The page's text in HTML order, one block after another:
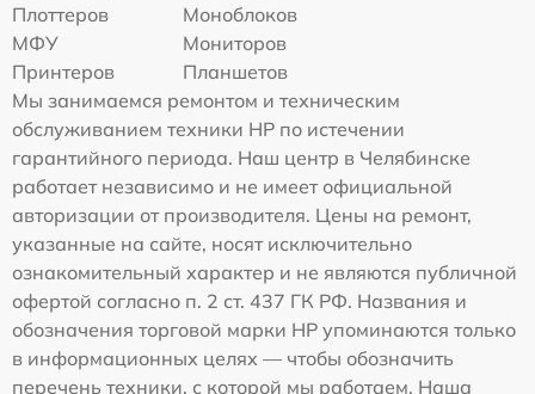
Плоттеров
Моноблоков
МФУ
Мониторов
Принтеров
Планшетов
Мы занимаемся ремонтом и техническим
обслуживанием техники HP по истечении
гарантийного периода. Наш центр в Челябинске
работает независимо и не имеет официальной
авторизации от производителя. Цены на ремонт,
указанные на сайте, носят исключительно
ознакомительный характер и не являются публичной
офертой согласно п. 2 ст. 437 ГК РФ. Названия и
обозначения торговой марки HP упоминаются только
в информационных целях — чтобы обозначить
перечень техники, с которой мы работаем. Наша